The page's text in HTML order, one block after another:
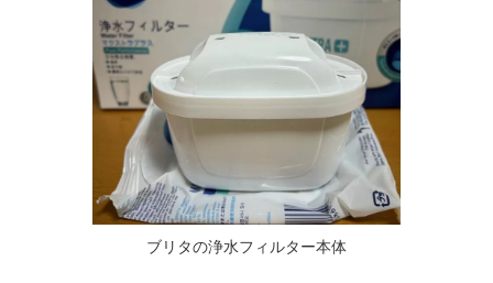
ブリタの浄水フィルター本体